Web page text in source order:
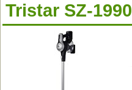
Tristar SZ-1990